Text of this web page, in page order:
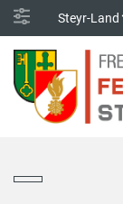
Steyr-Land